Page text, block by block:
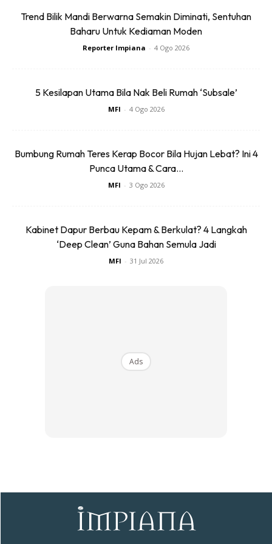
Zulin Aziz? Jangan bimbang, anda boleh menonton kembali
kesemua episod rancangan Impiana Makeover Ruang
Trend Bilik Mandi Berwarna Semakin Diminati, Sentuhan
Baharu Untuk Kediaman Moden
Reporter Impiana - 4 Ogo 2026
5 Kesilapan Utama Bila Nak Beli Rumah ‘Subsale’
MFI - 4 Ogo 2026
Bumbung Rumah Teres Kerap Bocor Bila Hujan Lebat? Ini 4
Punca Utama & Cara...
MFI - 3 Ogo 2026
Kabinet Dapur Berbau Kepam & Berkulat? 4 Langkah
‘Deep Clean’ Guna Bahan Semula Jadi
MFI - 31 Jul 2026
Ads